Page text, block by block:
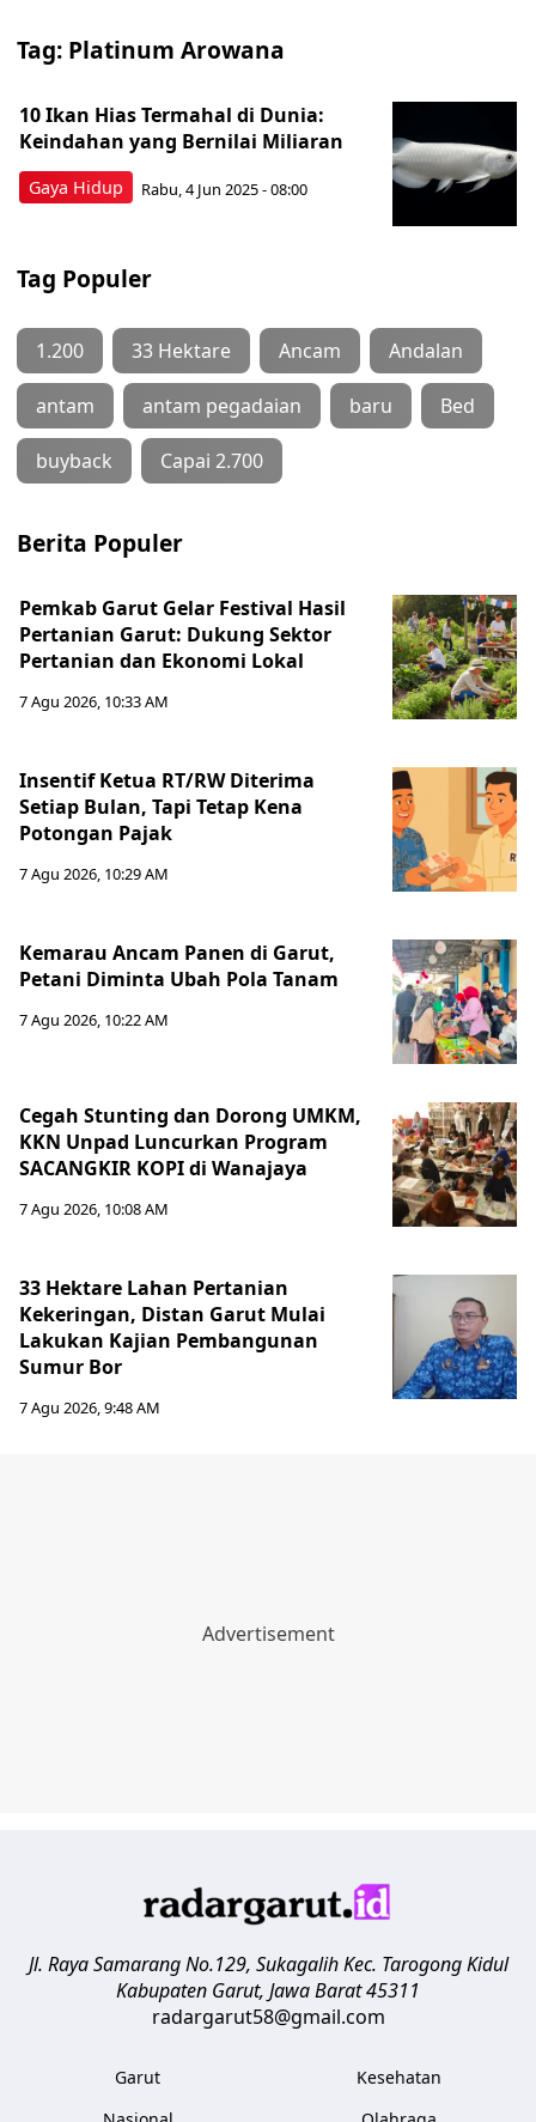
Tag: Platinum Arowana
Gaya Hidup
10 Ikan Hias Termahal di Dunia:
Keindahan yang Bernilai Miliaran
Rabu, 4 Jun 2025 - 08:00
Tag Populer
1.200 33 Hektare Ancam Andalan
antam antam pegadaian baru Bed
buyback Capai 2.700
Berita Populer
Pemkab Garut Gelar Festival Hasil
Pertanian Garut: Dukung Sektor
Pertanian dan Ekonomi Lokal
7 Agu 2026, 10:33 AM
Insentif Ketua RT/RW Diterima
Setiap Bulan, Tapi Tetap Kena
Potongan Pajak
7 Agu 2026, 10:29 AM
Kemarau Ancam Panen di Garut,
Petani Diminta Ubah Pola Tanam
7 Agu 2026, 10:22 AM
Cegah Stunting dan Dorong UMKM,
KKN Unpad Luncurkan Program
SACANGKIR KOPI di Wanajaya
7 Agu 2026, 10:08 AM
33 Hektare Lahan Pertanian
Kekeringan, Distan Garut Mulai
Lakukan Kajian Pembangunan
Sumur Bor
7 Agu 2026, 9:48 AM
Jl. Raya Samarang No.129, Sukagalih Kec. Tarogong Kidul
Kabupaten Garut, Jawa Barat45311
radargarut58@gmail.com
Garut
Kesehatan